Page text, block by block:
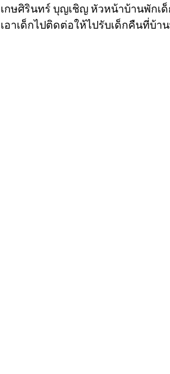
เกษศิรินทร์ บุญเชิญ หัวหน้าบ้านพักเ
เอาเด็กไปติดต่อให้ไปรับเด็กคืนที่บ้า